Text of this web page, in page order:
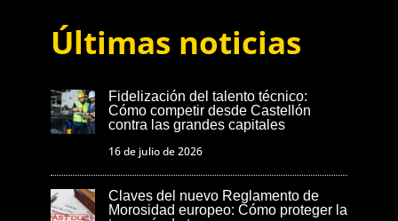
Últimas noticias
Fidelización del talento técnico:
Cómo competir desde Castellón
contra las grandes capitales
16 de julio de 2026
Claves del nuevo Reglamento de
Morosidad europeo: Cómo proteger la